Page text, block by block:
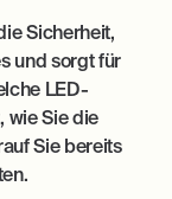
Sicherheit,
und sorgt für
LED-
wie Sie die
Sie bereits